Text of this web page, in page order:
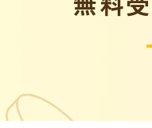
Googleの口コミ
高校受験/中高一貫